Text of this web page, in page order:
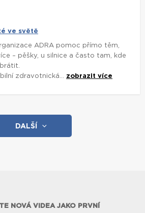
ve světě
ADRA pomoc přímo těm,
– pěšky, u silnice a často tam, kde
zdravotnická... zobrazit více
DALŠÍ
NOVÁ VIDEA JAKO PRVNÍ